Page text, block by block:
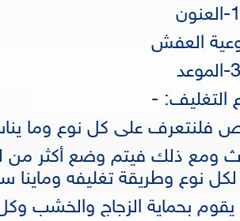
1-العنون
3-الموعد
التغليف: -
فلنتعرف على كل نوع وما
ومع ذلك فيتم وضع أكثر من
لكل نوع وطريقة تغليفه
بحماية الزجاج والخشب